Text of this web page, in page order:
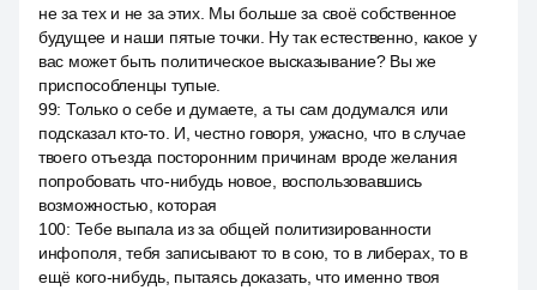
не за тех и не за этих. Мы больше за своё собственное
будущее и наши пятые точки. Ну так естественно, какое у
вас может быть политическое высказывание? Вы же
приспособленцы тупые.
99: Только о себе и думаете, а ты сам додумался или
подсказал кто-то. И, честно говоря, ужасно, что в случае
твоего отъезда посторонним причинам вроде желания
попробовать что-нибудь новое, воспользовавшись
возможностью, которая
100: Тебе выпала из за общей политизированности
инфополя, тебя записывают то в сою, то в либерах, то в
ещё кого-нибудь, пытаясь доказать, что именно твоя